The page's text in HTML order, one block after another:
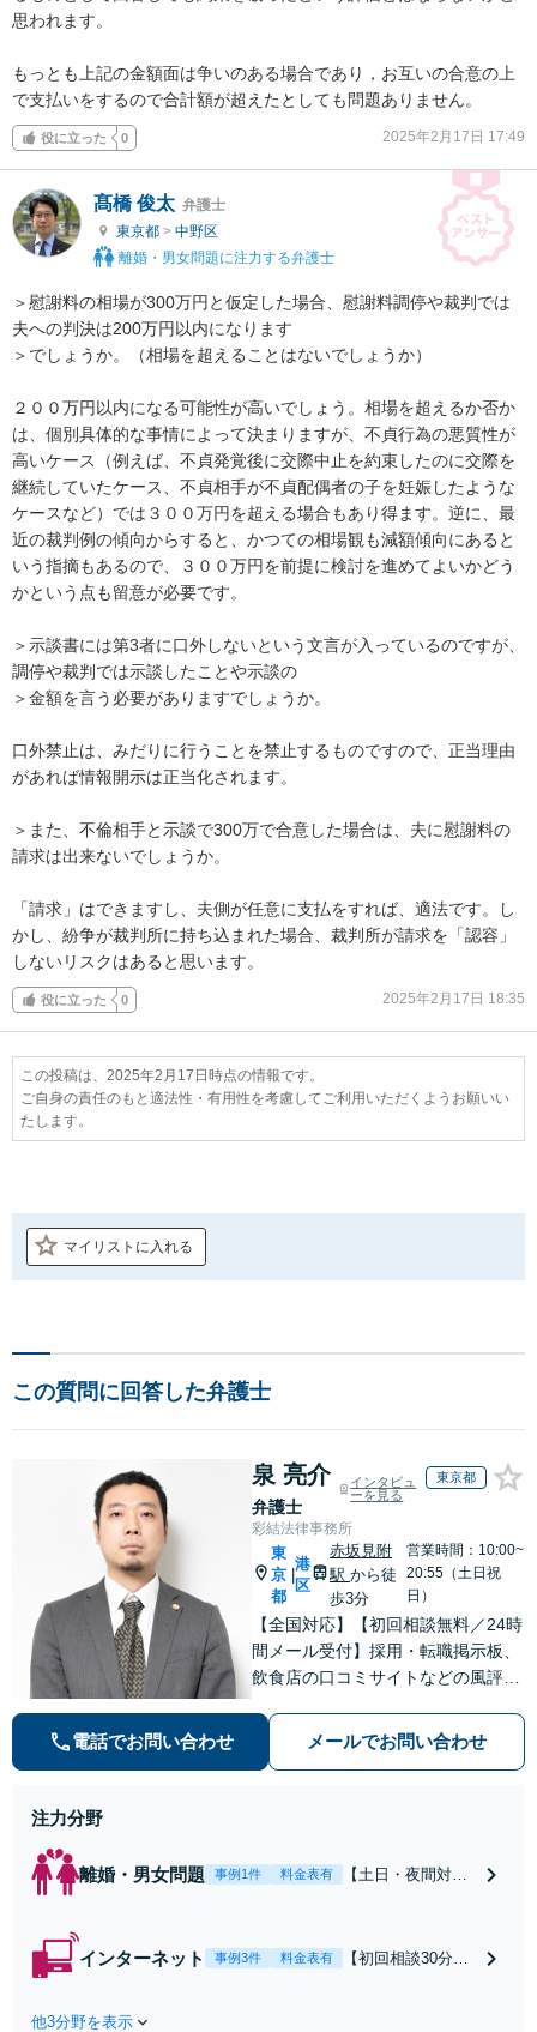
思われます。
もっとも上記の金額面は争いのある場合であり，お互いの合意の上
で支払いをするので合計額が超えたとしても問題ありません。
役に立った 0 2025年2月17日 17:49
髙橋 俊太 弁護士
東京都 > 中野区
離婚・男女問題に注力する弁護士
＞慰謝料の相場が300万円と仮定した場合、慰謝料調停や裁判では
夫への判決は200万円以内になります
＞でしょうか。（相場を超えることはないでしょうか）
２００万円以内になる可能性が高いでしょう。相場を超えるか否か
は、個別具体的な事情によって決まりますが、不貞行為の悪質性が
高いケース（例えば、不貞発覚後に交際中止を約束したのに交際を
継続していたケース、不貞相手が不貞配偶者の子を妊娠したような
ケースなど）では３００万円を超える場合もあり得ます。逆に、最
近の裁判例の傾向からすると、かつての相場観も減額傾向にあると
いう指摘もあるので、３００万円を前提に検討を進めてよいかどう
かという点も留意が必要です。
＞示談書には第3者に口外しないという文言が入っているのですが、
調停や裁判では示談したことや示談の
＞金額を言う必要がありますでしょうか。
口外禁止は、みだりに行うことを禁止するものですので、正当理由
があれば情報開示は正当化されます。
＞また、不倫相手と示談で300万で合意した場合は、夫に慰謝料の
請求は出来ないでしょうか。
「請求」はできますし、夫側が任意に支払をすれば、適法です。し
かし、紛争が裁判所に持ち込まれた場合、裁判所が請求を「認容」
しないリスクはあると思います。
役に立った 0 2025年2月17日 18:35
この投稿は、2025年2月17日時点の情報です。
ご自身の責任のもと適法性・有用性を考慮してご利用いただくようお願いい
たします。
マイリストに入れる
この質問に回答した弁護士
泉 亮介
弁護士
インタビュ
ーを見る
東京都
彩結法律事務所
東
京
都
港
区
赤坂見附
駅 から徒
歩3分
営業時間：10:00~
20:55（土日祝
日）
【全国対応】【初回相談無料／24時
間メール受付】採用・転職掲示板、
飲食店の口コミサイトなどの風評被
の種類を問わず相談可。可能な限り
早期対応で駆けつけサポート【労
電話でお問い合わせ メールでお問い合わせ
注力分野
離婚・男女問題 事例1件 料金表有
【土日・夜間対応
れたら、サインす
インターネット 事例3件 料金表有
【初回相談30分無
他3分野を表示